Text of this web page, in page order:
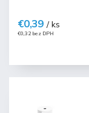
€0,32 bez DPH
€0,39 / ks